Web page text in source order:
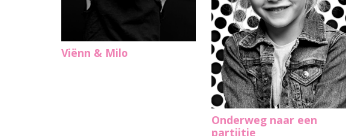
Viënn & Milo
Onderweg naar een
partijtje